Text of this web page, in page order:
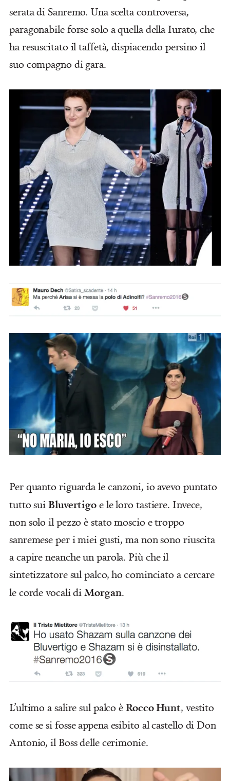
serata di Sanremo. Una scelta controversa,
paragonabile forse solo a quella della Iurato, che
ha resuscitato il taffetà, dispiacendo persino il
suo compagno di gara.
Per quanto riguarda le canzoni, io avevo puntato
tutto suiBluvertigoe le loro tastiere. Invece,
non solo il pezzo è stato moscio e troppo
sanremese per i miei gusti, ma non sono riuscita
a capire neanche un parola. Più che il
sintetizzatore sul palco, ho cominciato a cercare
le corde vocali diMorgan.
L’ultimo a salire sul palco èRocco Hunt, vestito
come se si fosse appena esibito al castello di Don
Antonio, il Boss delle cerimonie.